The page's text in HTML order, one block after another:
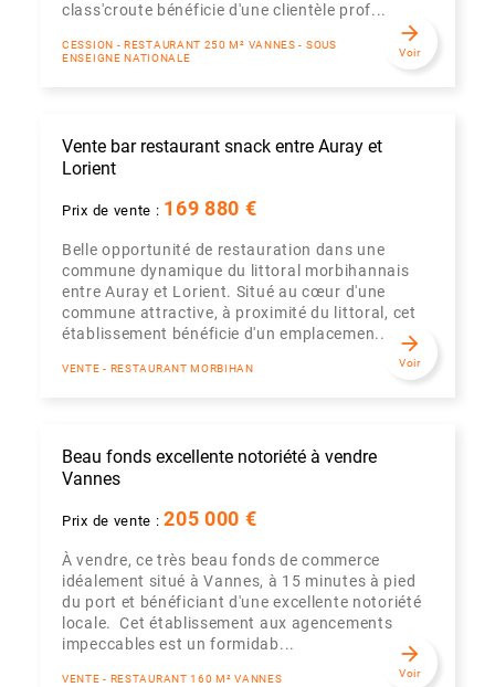
class'croute bénéficie d'une clientèle prof...
CESSION - RESTAURANT 250 M² VANNES - SOUS
ENSEIGNE NATIONALE
arrow_forward
Voir
Vente bar restaurant snack entre Auray et
Lorient
Prix de vente : 169 880 €
Belle opportunité de restauration dans une
commune dynamique du littoral morbihannais
entre Auray et Lorient. Situé au cœur d'une
commune attractive, à proximité du littoral, cet
établissement bénéficie d'un emplacemen...
VENTE - RESTAURANT MORBIHAN
arrow_forward
Voir
Beau fonds excellente notoriété à vendre
Vannes
Prix de vente :205 000 €
À vendre, ce très beau fonds de commerce
idéalement situé à Vannes, à 15 minutes à pied
du port et bénéficiant d'une excellente notoriété
locale. Cet établissement aux agencements
impeccables est un formidab...
VENTE - RESTAURANT 160 M² VANNES
arrow_forward
Voir